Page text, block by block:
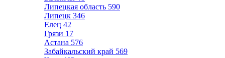
Липецкая область 590
Липецк 346
Елец 42
Грязи 17
Астана 576
Забайкальский край 569